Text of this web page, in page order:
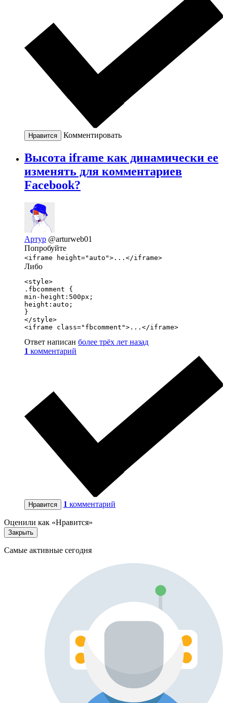
Нравится Комментировать
Высота iframe как динамически ее
изменять для комментариев
Facebook?
Артур @arturweb01
Попробуйте
<iframe height="auto">...</iframe>
Либо
<style>
.fbcomment {
min-height:500px;
height:auto;
}
</style>
<iframe class="fbcomment">...</iframe>
Ответ написан более трёх лет назад
1 комментарий
Нравится 1 комментарий
Оценили как «Нравится»
Закрыть
Самые активные сегодня